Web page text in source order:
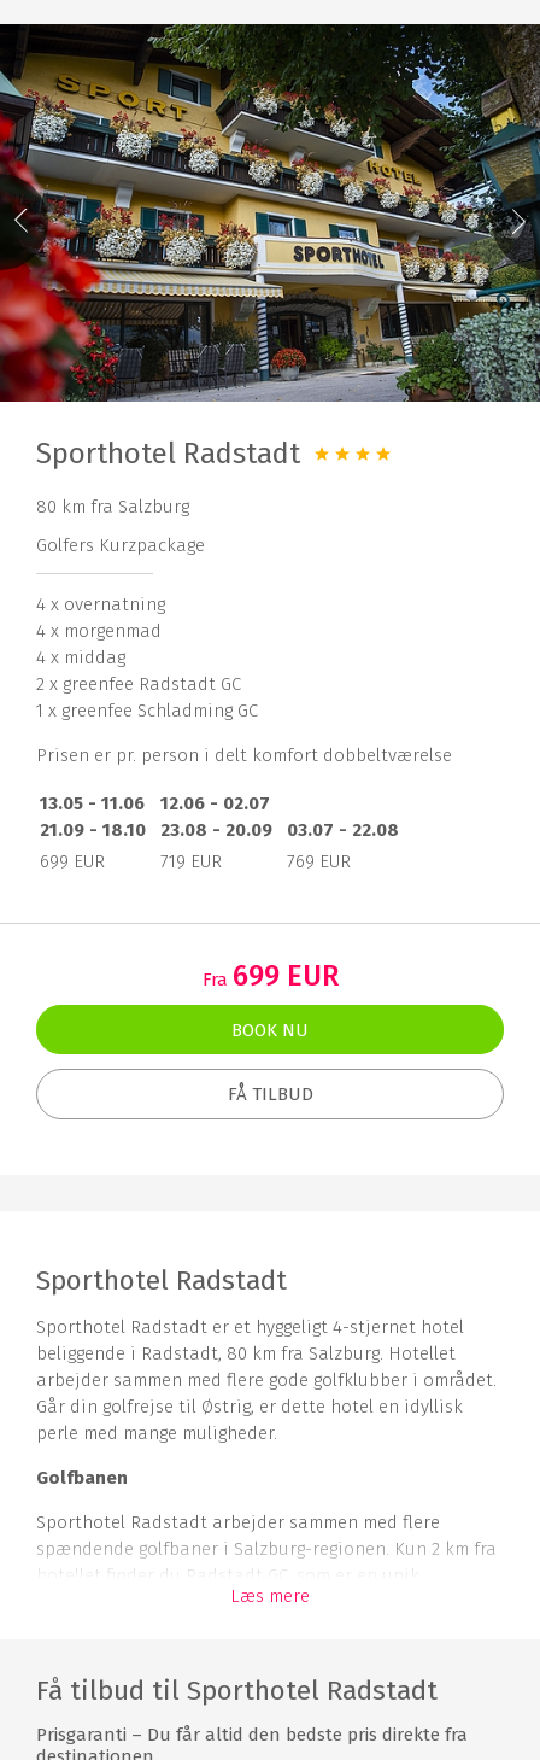
Sporthotel Radstadt
80 km fra Salzburg
Golfers Kurzpackage
4 x overnatning
4 x morgenmad
4 x middag
2 x greenfee Radstadt GC
1 x greenfee Schladming GC
Prisen er pr. person i delt komfort dobbeltværelse
13.05 - 11.06
21.09 - 18.10
12.06 - 02.07
23.08 - 20.09
03.07 - 22.08
699 EUR
719 EUR 769 EUR
Fra 699 EUR
BOOK NU
FÅ TILBUD
Sporthotel Radstadt
Sporthotel Radstadt er et hyggeligt 4-stjernet hotel
beliggende i Radstadt, 80 km fra Salzburg. Hotellet
arbejder sammen med flere gode golfklubber i området.
Går din golfrejse til Østrig, er dette hotel en idyllisk
perle med mange muligheder.
Golfbanen
Sporthotel Radstadt arbejder sammen med flere
spændende golfbaner i Salzburg-regionen. Kun 2 km fra
hotellet finder du Radstadt GC, som er en unik
golfoplevelse, da du skal tage en svævebane 250 meter
golftur så komfortabel som muligt.
Overnatning
Læs mere
Få tilbud til Sporthotel Radstadt
Prisgaranti – Du får altid den bedste pris direkte fra